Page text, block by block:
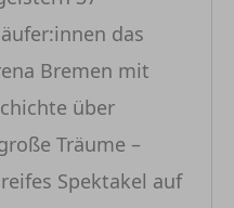
das
Bremen mit
über
Träume –
Spektakel auf